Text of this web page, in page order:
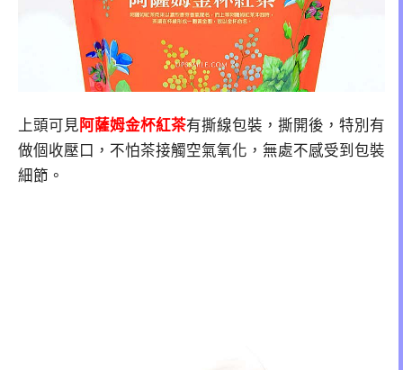
上頭可見 阿薩姆金杯紅茶有撕線包裝，撕開後，特別有
做個收壓口，不怕茶接觸空氣氧化，無處不感受到包裝
細節。